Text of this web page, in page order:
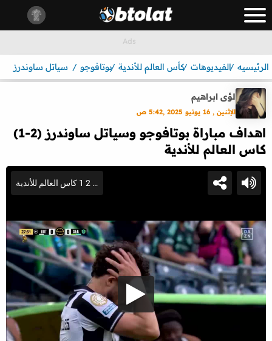
الرئيسيه الفيديوهات كأس العالم للأندية بوتافوجو سياتل ساوندرز
لؤى ابراهيم
الإثنين , 16 يونيو 2025 ,5:42 ص
اهداف مباراة بوتافوجو وسياتل ساوندرز (2-1)
كاس العالم للأندية